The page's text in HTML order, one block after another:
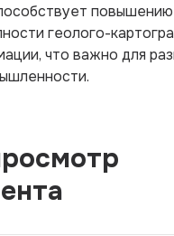
повышению
геолого-
что важно для